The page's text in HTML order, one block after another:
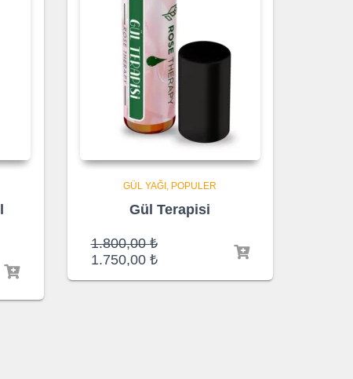
GÜL YAĞI POPULER
Gül Terapisi
1.800,00₺Orijinal
fiyat:
1.750,00 ₺Şu